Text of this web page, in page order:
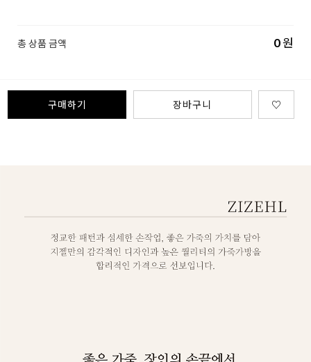
총 상품 금액 0원
구매하기 장바구니 ♡